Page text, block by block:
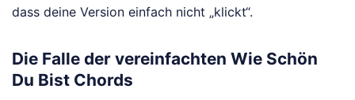
dass deine Version einfach nicht „klickt“.
Die Falle der vereinfachten Wie Schön
Du Bist Chords